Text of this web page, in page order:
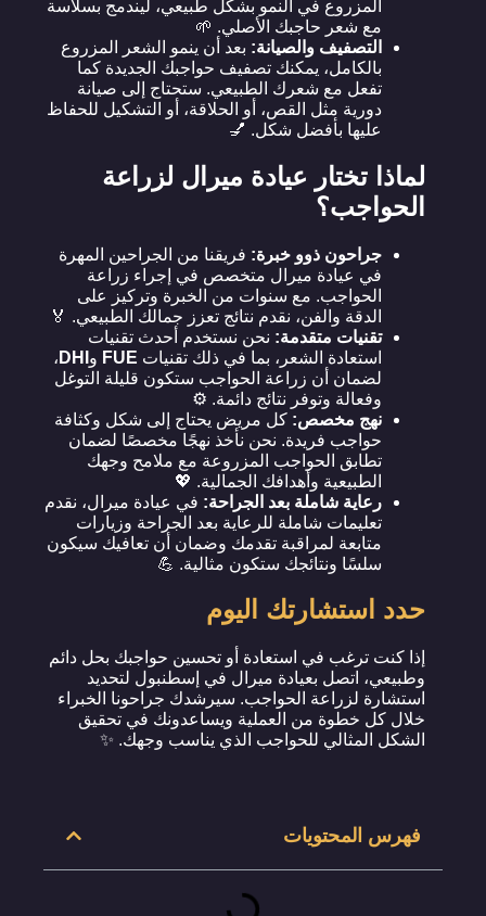
المزروع في النمو بشكل طبيعي، ليندمج بسلاسة
مع شعر حاجبك الأصلي. 🌱
التصفيف والصيانة: بعد أن ينمو الشعر المزروع
بالكامل، يمكنك تصفيف حواجبك الجديدة كما
تفعل مع شعرك الطبيعي. ستحتاج إلى صيانة
دورية مثل القص، أو الحلاقة، أو التشكيل للحفاظ
عليها بأفضل شكل. 💅
لماذا تختار عيادة ميرال لزراعة
الحواجب؟
جراحون ذوو خبرة: فريقنا من الجراحين المهرة
في عيادة ميرال متخصص في إجراء زراعة
الحواجب. مع سنوات من الخبرة وتركيز على
الدقة والفن، نقدم نتائج تعزز جمالك الطبيعي. 🏅
تقنيات متقدمة: نحن نستخدم أحدث تقنيات
استعادة الشعر، بما في ذلك تقنيات FUE و DHI ،
لضمان أن زراعة الحواجب ستكون قليلة التوغل
وفعالة وتوفر نتائج دائمة. ⚙️
نهج مخصص: كل مريض يحتاج إلى شكل وكثافة
حواجب فريدة. نحن نأخذ نهجًا مخصصًا لضمان
تطابق الحواجب المزروعة مع ملامح وجهك
الطبيعية وأهدافك الجمالية. 💖
رعاية شاملة بعد الجراحة: في عيادة ميرال، نقدم
تعليمات شاملة للرعاية بعد الجراحة وزيارات
متابعة لمراقبة تقدمك وضمان أن تعافيك سيكون
سلسًا ونتائجك ستكون مثالية. 💪
حدد استشارتك اليوم
إذا كنت ترغب في استعادة أو تحسين حواجبك بحل دائم
وطبيعي، اتصل بعيادة ميرال في إسطنبول لتحديد
استشارة لزراعة الحواجب. سيرشدك جراحونا الخبراء
خلال كل خطوة من العملية ويساعدونك في تحقيق
الشكل المثالي للحواجب الذي يناسب وجهك. ✨
فهرس المحتويات